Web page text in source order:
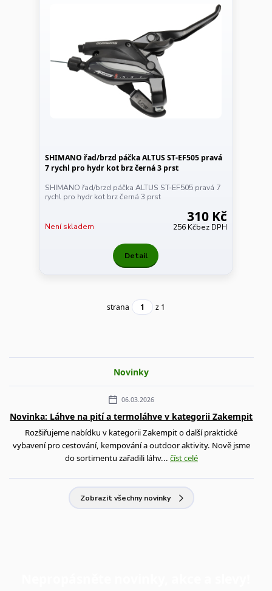
SHIMANO řad/brzd páčka ALTUS ST-EF505 pravá
7 rychl pro hydr kot brz černá 3 prst
SHIMANO řad/brzd páčka ALTUS ST-EF505 pravá 7
rychl pro hydr kot brz černá 3 prst
310 Kč
256 Kčbez DPH
Není skladem
Detail
strana z 1
Novinky
06.03.2026
Novinka: Láhve na pití a termoláhve v kategorii Zakempit
Rozšiřujeme nabídku v kategorii Zakempit o další praktické
vybavení pro cestování, kempování a outdoor aktivity. Nově jsme
do sortimentu zařadili láhv... číst celé
Zobrazit všechny novinky